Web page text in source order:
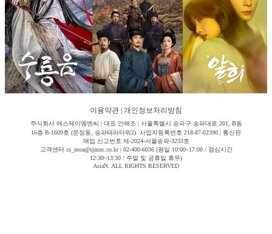
이용약관 개인정보처리방침
주식회사 에스제이엠엔씨 | 대표 안해조 | 서울특별시 송파구 송파대로 201, B동
16층 B-1609호 (문정동, 송파테라타워2) 사업자등록번호 218-87-02390 | 통신판
매업 신고번호 제-2024-서울송파-3233호
고객센터 cs_moa@sjmnc.co.kr | 02-400-6036 (평일 10:00~17:00 / 점심시간
12:30~13:30 / 주말 및 공휴일 휴무)
AsiaN. ALL RIGHTS RESERVED